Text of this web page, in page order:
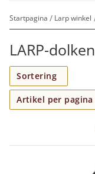
Startpagina Larp winkel
LARP-dolken
Sortering
Artikel per pagina